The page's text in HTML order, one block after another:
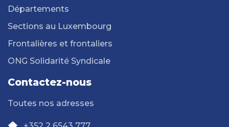
Départements
Sections au Luxembourg
Frontalières et frontaliers
ONG Solidarité Syndicale
Contactez-nous
Toutes nos adresses